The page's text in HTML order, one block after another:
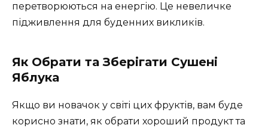
перетворюються на енергію. Це невеличке
підживлення для буденних викликів.
Як Обрати та Зберігати Сушені
Яблука
Якщо ви новачок у світі цих фруктів, вам буде
корисно знати, як обрати хороший продукт та